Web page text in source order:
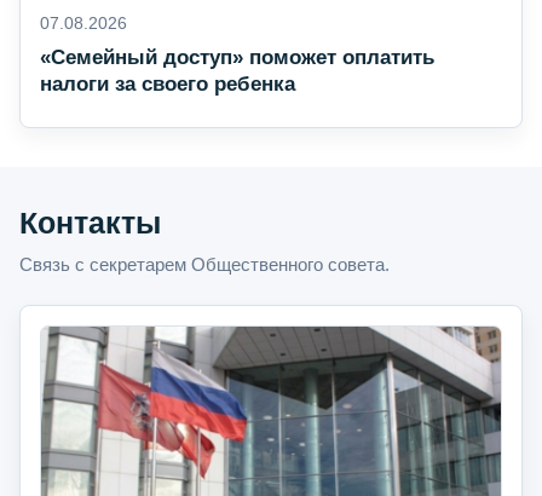
07.08.2026
«Семейный доступ» поможет оплатить
налоги за своего ребенка
Контакты
Связь с секретарем Общественного совета.